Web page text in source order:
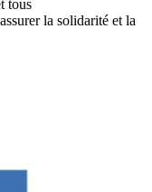
tous
la solidarité et la